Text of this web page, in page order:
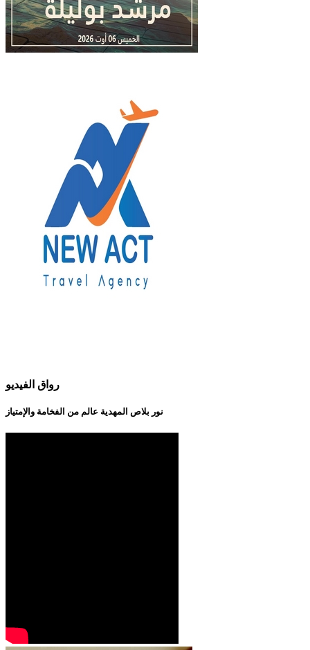
رواق الفيديو
نور بلاص المهدية عالم من الفخامة والإمتياز